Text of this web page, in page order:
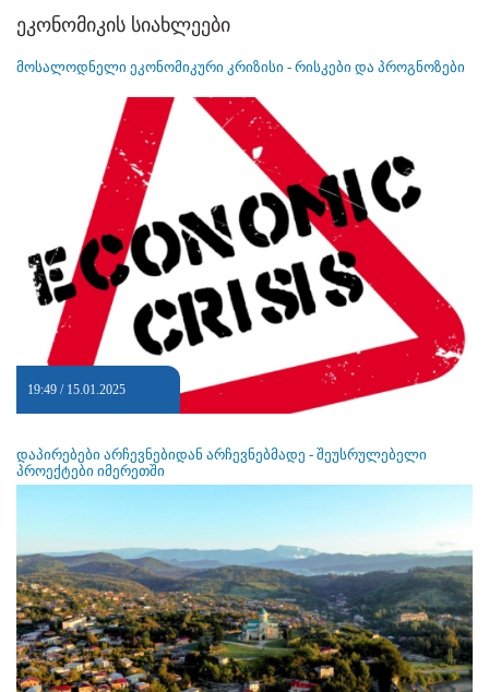
ეკონომიკის სიახლეები
მოსალოდნელი ეკონომიკური კრიზისი - რისკები და პროგნოზები
19:49 / 15.01.2025
დაპირებები არჩევნებიდან არჩევნებმადე - შეუსრულებელი
პროექტები იმერეთში